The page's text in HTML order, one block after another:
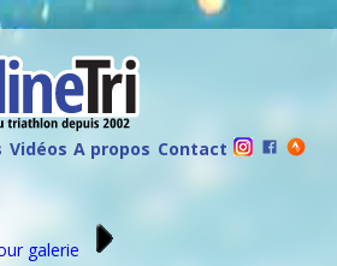
Vidéos A propos Contact
galerie